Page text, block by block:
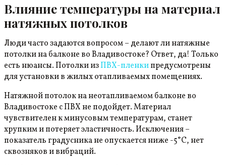
Влияние температуры на материал
натяжных потолков
Люди часто задаются вопросом – делают ли натяжные
потолки на балконе во Владивостоке? Ответ, да! Только
есть нюансы. Потолки изПВХ-пленкипредусмотрены
для установки в жилых отапливаемых помещениях.
Натяжной потолок на неотапливаемом балконе во
Владивостоке с ПВХ не подойдет. Материал
чувствителен к минусовым температурам, станет
хрупким и потеряет эластичность. Исключения –
показатель градусника не опускается ниже -5°С, нет
сквозняков и вибраций.